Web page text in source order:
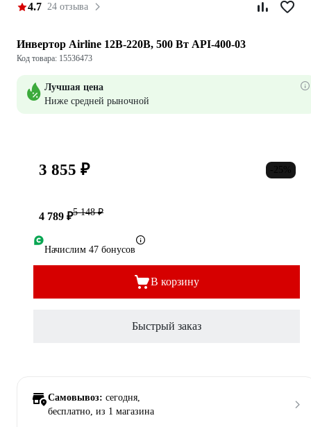
4.7 24 отзыва
Инвертор Airline 12В-220В, 500 Вт API-400-03
Код товара: 15536473
Лучшая цена
Ниже средней рыночной
3 855 ₽
4 789 ₽5 148 ₽
Начислим 47 бонусов
В корзину
Быстрый заказ
Самовывоз: сегодня,
бесплатно, из 1 магазина